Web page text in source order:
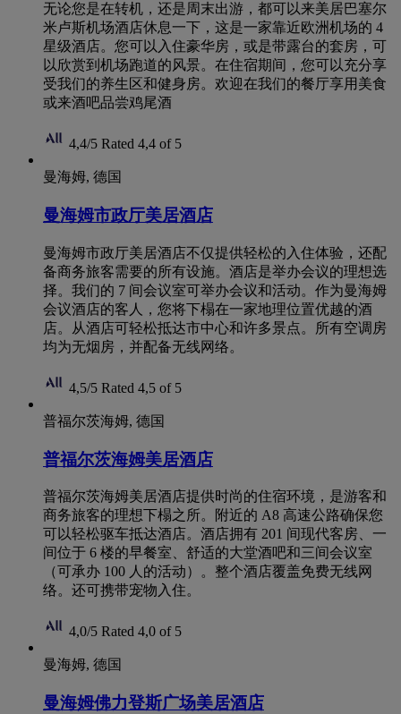
无论您是在转机，还是周末出游，都可以来美居巴塞尔
米卢斯机场酒店休息一下，这是一家靠近欧洲机场的 4
星级酒店。您可以入住豪华房，或是带露台的套房，可
以欣赏到机场跑道的风景。在住宿期间，您可以充分享
受我们的养生区和健身房。欢迎在我们的餐厅享用美食
或来酒吧品尝鸡尾酒
4,4/5 Rated 4,4 of 5
曼海姆, 德国
曼海姆市政厅美居酒店
曼海姆市政厅美居酒店不仅提供轻松的入住体验，还配
备商务旅客需要的所有设施。酒店是举办会议的理想选
择。我们的 7 间会议室可举办会议和活动。作为曼海姆
会议酒店的客人，您将下榻在一家地理位置优越的酒
店。从酒店可轻松抵达市中心和许多景点。所有空调房
均为无烟房，并配备无线网络。
4,5/5 Rated 4,5 of 5
普福尔茨海姆, 德国
普福尔茨海姆美居酒店
普福尔茨海姆美居酒店提供时尚的住宿环境，是游客和
商务旅客的理想下榻之所。附近的 A8 高速公路确保您
可以轻松驱车抵达酒店。酒店拥有 201 间现代客房、一
间位于 6 楼的早餐室、舒适的大堂酒吧和三间会议室
（可承办 100 人的活动）。整个酒店覆盖免费无线网
络。还可携带宠物入住。
4,0/5 Rated 4,0 of 5
曼海姆, 德国
曼海姆佛力登斯广场美居酒店